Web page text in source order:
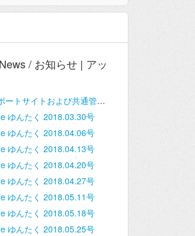
News / お知らせ | アッ
カスタマーサポートサイトおよび共通管理画面追加のお知らせ
ゆんたく 2018.03.30号
ゆんたく 2018.04.06号
ゆんたく 2018.04.13号
ゆんたく 2018.04.20号
ゆんたく 2018.04.27号
ゆんたく 2018.05.11号
ゆんたく 2018.05.18号
ゆんたく 2018.05.25号